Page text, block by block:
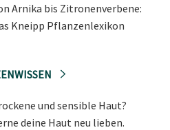
Arnika bis Zitronenverbene:
Kneipp Pflanzenlexikon
und sensible Haut?
deine Haut neu lieben.